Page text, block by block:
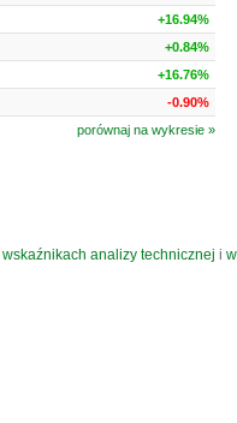
+16.94%
+0.84%
+16.76%
-0.90%
porównaj na wykresie »
wskaźnikach analizy technicznej i